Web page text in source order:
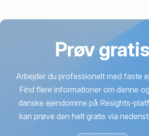
Prøv gratis
Arbejder du professionelt med faste
Find flere informationer om denne
danske ejendomme på Resights-
kan prøve den helt gratis via